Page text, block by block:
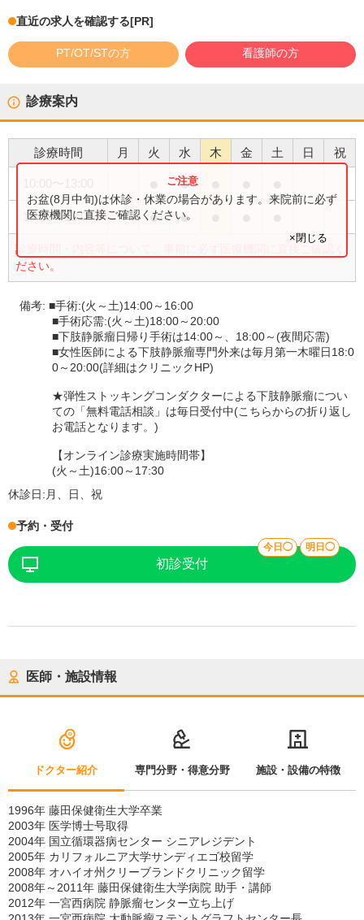
直近の求人を確認する[PR]
PT/OT/STの方 看護師の方
診療案内
診療時間 月 火 水 木 金 土 日 祝
●
16:00〜18:00 ● ●
診療時間・内容等について、事前に必ず医療機関に直接ご確認く
ださい。
お盆(8月中旬)は休診・休業の場合があります。来院前に必ず
医療機関に直接ご確認ください。
×閉じる
備考:■手術:(火～土)14:00～16:00
■手術応需:(火～土)18:00～20:00
■下肢静脈瘤日帰り手術は14:00～、18:00～(夜間応需)
■女性医師による下肢静脈瘤専門外来は毎月第一木曜日18:0
0～20:00(詳細はクリニックHP)
★弾性ストッキングコンダクターによる下肢静脈瘤につい
ての「無料電話相談」は毎日受付中(こちらからの折り返し
お電話となります。)
【オンライン診療実施時間帯】
(火～土)16:00～17:30
休診日: 月、日、祝
予約・受付
初診受付
今日◯ 明日◯
医師・施設情報
ドクター紹介 専門分野・得意分野 施設・設備の特徴
1996年 藤田保健衛生大学卒業
2003年 医学博士号取得
2004年 国立循環器病センター シニアレジデント
2005年 カリフォルニア大学サンディエゴ校留学
2008年 オハイオ州クリーブランドクリニック留学
2008年～2011年 藤田保健衛生大学病院 助手・講師
2012年 一宮西病院 静脈瘤センター立ち上げ